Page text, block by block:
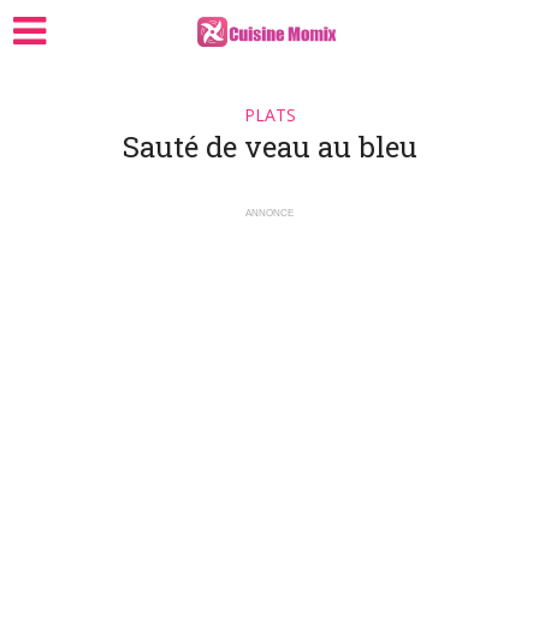
PLATS
Sauté de veau au bleu
ANNONCE